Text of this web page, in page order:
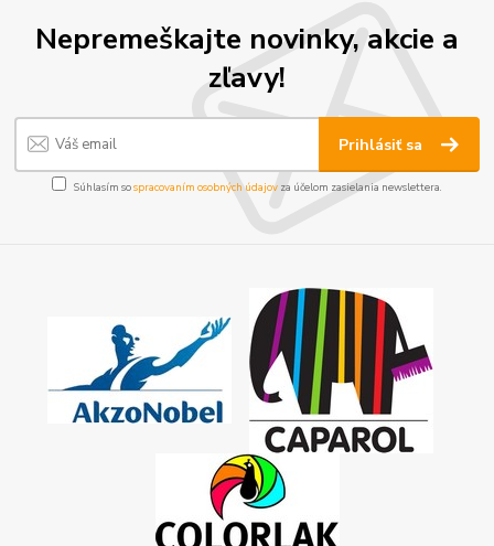
Nepremeškajte novinky, akcie a
zľavy!
Prihlásiť sa
Súhlasím sospracovaním osobných údajov za účelom zasielania newslettera.